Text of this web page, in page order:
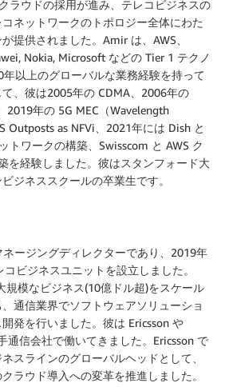
ラウドの採用が進み、テレコビジネスの
ネットワークのトポロジー全体にわた
提供されました。Amir は、AWS、
Nokia, Microsoft などの Tier 1 テクノ
以上のグローバルな業務経験を持って
、彼は2005年の CDMA、2006年の
2019年の 5G MEC（Wavelength
Outposts as NFVi、2021年には Dish と
トワークの構築、Swisscom と AWS ク
を経験しました。彼はスタンフォード大
ジネススクールの卒業生です。
ネージングディレクターであり、2019年
ビジネスユニットを設立しました。
規模なビジネス(10億ドル超)をスケール
通信業界でソフトウェアソリューショ
発を行いました。彼は Ericsson や
通信会社で働いてきました。Ericsson で
スラインのグローバルヘッドとして、
ラウド導入への変革を推進しました。